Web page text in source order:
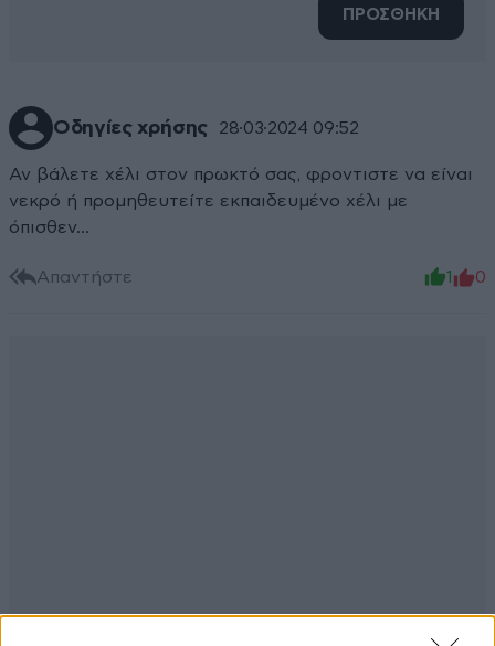
ΠΡΟΣΘΗΚΗ
Οδηγίες χρήσης 28·03·2024 09:52
Αν βάλετε χέλι στον πρωκτό σας, φροντιστε να είναι
νεκρό ή προμηθευτείτε εκπαιδευμένο χέλι με
όπισθεν...
Απαντήστε 1 0